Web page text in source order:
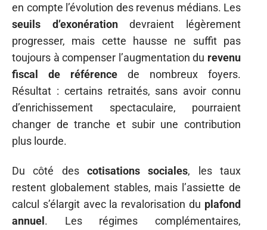
en compte l’évolution des revenus médians. Les
seuils d’exonérationdevraient légèrement
progresser, mais cette hausse ne suffit pas
toujours à compenser l’augmentation du revenu
fiscal de référence de nombreux foyers.
Résultat : certains retraités, sans avoir connu
d’enrichissement spectaculaire, pourraient
changer de tranche et subir une contribution
plus lourde.
Du côté des cotisations sociales, les taux
restent globalement stables, mais l’assiette de
calcul s’élargit avec la revalorisation du plafond
annuel . Les régimes complémentaires,